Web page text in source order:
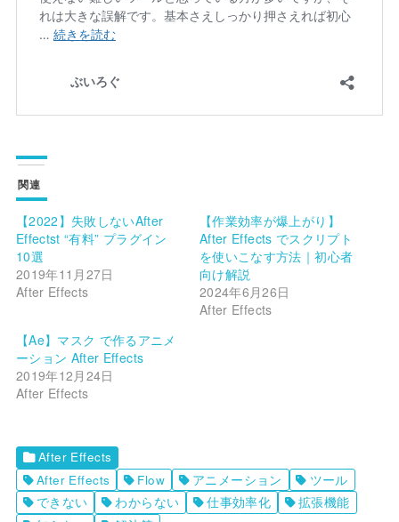
関連
【2022】失敗しないAfter
Effectst “有料” プラグイン
10選
2019年11月27日
After Effects
【作業効率が爆上がり】
After Effects でスクリプト
を使いこなす方法｜初心者
向け解説
2024年6月26日
After Effects
【Ae】マスク で作るアニメ
ーション After Effects
2019年12月24日
After Effects
After Effects
After Effects
Flow アニメーション
ツール
できない
わからない 仕事効率化
拡張機能